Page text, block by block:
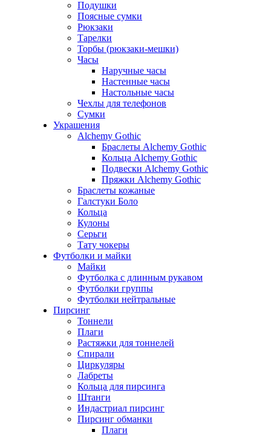
Подушки
Поясные сумки
Рюкзаки
Тарелки
Торбы (рюкзаки-мешки)
Часы
Наручные часы
Настенные часы
Настольные часы
Чехлы для телефонов
Сумки
Украшения
Alchemy Gothic
Браслеты Alchemy Gothic
Кольца Alchemy Gothic
Подвески Alchemy Gothic
Пряжки Alchemy Gothic
Браслеты кожаные
Галстуки Боло
Кольца
Кулоны
Серьги
Тату чокеры
Футболки и майки
Майки
Футболка с длинным рукавом
Футболки группы
Футболки нейтральные
Пирсинг
Тоннели
Плаги
Растяжки для тоннелей
Спирали
Циркуляры
Лабреты
Кольца для пирсинга
Штанги
Индастриал пирсинг
Пирсинг обманки
Плаги